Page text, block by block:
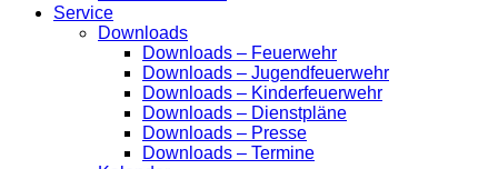
Service
Downloads
Downloads – Feuerwehr
Downloads – Jugendfeuerwehr
Downloads – Kinderfeuerwehr
Downloads – Dienstpläne
Downloads – Presse
Downloads – Termine